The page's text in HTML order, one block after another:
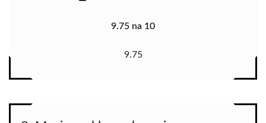
9.75 na 10
9.75